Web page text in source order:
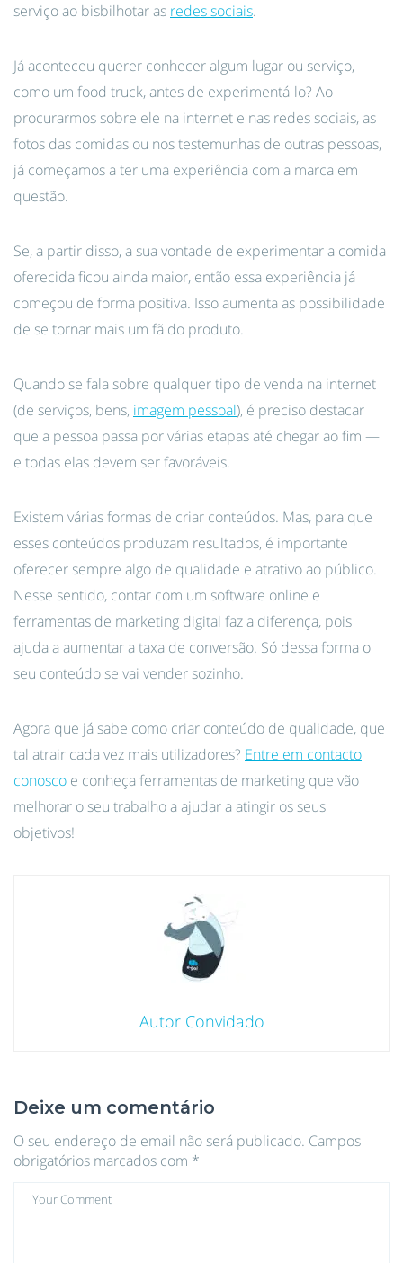
serviço ao bisbilhotar as redes sociais.
Já aconteceu querer conhecer algum lugar ou serviço,
como um food truck, antes de experimentá-lo? Ao
procurarmos sobre ele na internet e nas redes sociais, as
fotos das comidas ou nos testemunhas de outras pessoas,
já começamos a ter uma experiência com a marca em
questão.
Se, a partir disso, a sua vontade de experimentar a comida
oferecida ficou ainda maior, então essa experiência já
começou de forma positiva. Isso aumenta as possibilidade
de se tornar mais um fã do produto.
Quando se fala sobre qualquer tipo de venda na internet
(de serviços, bens, imagem pessoal), é preciso destacar
que a pessoa passa por várias etapas até chegar ao fim —
e todas elas devem ser favoráveis.
Existem várias formas de criar conteúdos. Mas, para que
esses conteúdos produzam resultados, é importante
oferecer sempre algo de qualidade e atrativo ao público.
Nesse sentido, contar com um software online e
ferramentas de marketing digital faz a diferença, pois
ajuda a aumentar a taxa de conversão. Só dessa forma o
seu conteúdo se vai vender sozinho.
Agora que já sabe como criar conteúdo de qualidade, que
tal atrair cada vez mais utilizadores? Entre em contacto
conosco e conheça ferramentas de marketing que vão
melhorar o seu trabalho a ajudar a atingir os seus
objetivos!
Autor Convidado
Deixe um comentário
O seu endereço de email não será publicado. Campos
obrigatórios marcados com *